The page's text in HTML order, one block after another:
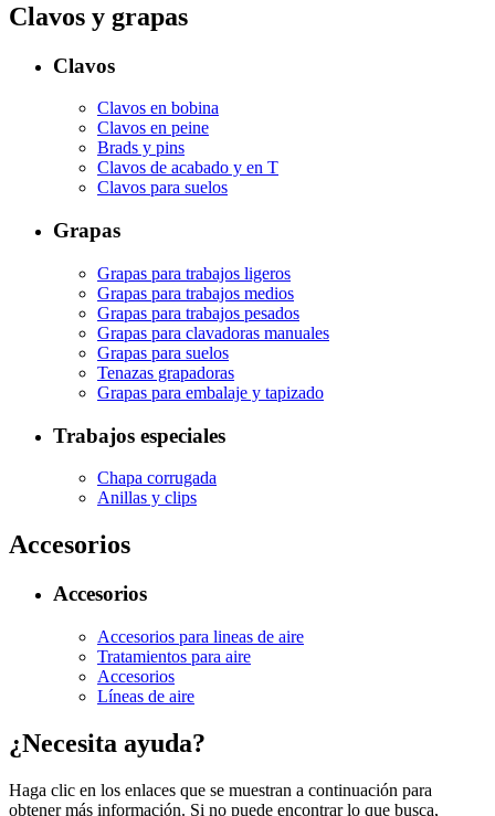
Clavos y grapas
Clavos
Clavos en bobina
Clavos en peine
Brads y pins
Clavos de acabado y en T
Clavos para suelos
Grapas
Grapas para trabajos ligeros
Grapas para trabajos medios
Grapas para trabajos pesados
Grapas para clavadoras manuales
Grapas para suelos
Tenazas grapadoras
Grapas para embalaje y tapizado
Trabajos especiales
Chapa corrugada
Anillas y clips
Accesorios
Accesorios
Accesorios para lineas de aire
Tratamientos para aire
Accesorios
Líneas de aire
¿Necesita ayuda?
Haga clic en los enlaces que se muestran a continuación para
obtener más información. Si no puede encontrar lo que busca,